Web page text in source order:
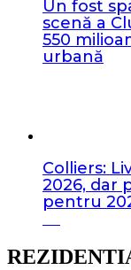
Un fost
scenă a
550
urbană
Colliers:
2026, dar
pentru